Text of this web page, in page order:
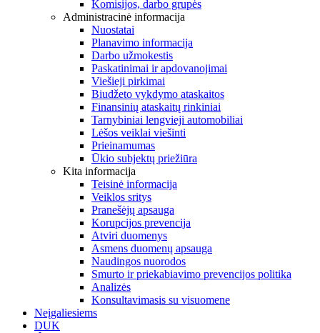
Komisijos, darbo grupės
Administracinė informacija
Nuostatai
Planavimo informacija
Darbo užmokestis
Paskatinimai ir apdovanojimai
Viešieji pirkimai
Biudžeto vykdymo ataskaitos
Finansinių ataskaitų rinkiniai
Tarnybiniai lengvieji automobiliai
Lėšos veiklai viešinti
Prieinamumas
Ūkio subjektų priežiūra
Kita informacija
Teisinė informacija
Veiklos sritys
Pranešėjų apsauga
Korupcijos prevencija
Atviri duomenys
Asmens duomenų apsauga
Naudingos nuorodos
Smurto ir priekabiavimo prevencijos politika
Analizės
Konsultavimasis su visuomene
Neįgaliesiems
DUK